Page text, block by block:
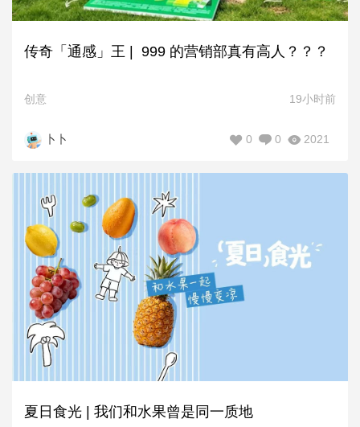
传奇「通感」王 | 999 的营销部真有高人？？？
创意 19小时前
卜卜 2021
0
0
夏日食光 | 我们和水果曾是同一质地